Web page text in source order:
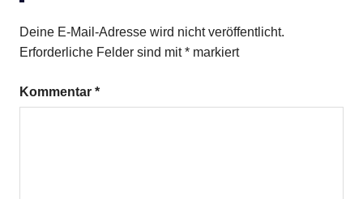
e
spinaci
Deine E-Mail-Adresse wird nicht veröffentlicht.
Erforderliche Felder sind mit* markiert
Kommentar *